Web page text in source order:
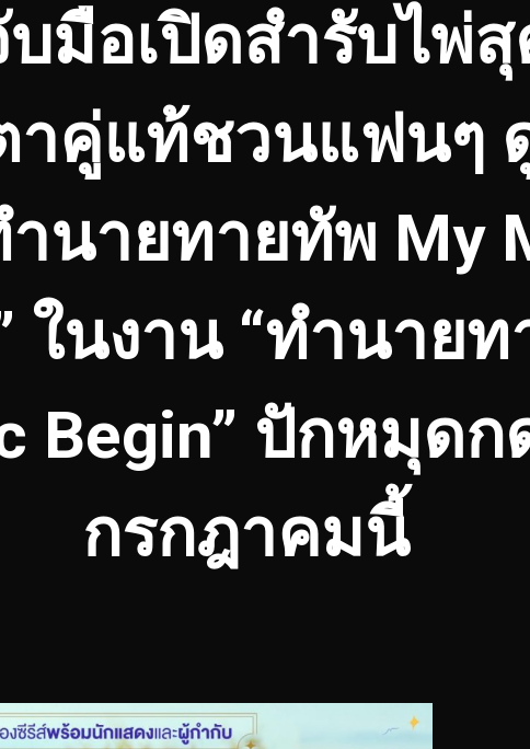
มือเปิดสำรับไพ่
าคู่แท้ชวนแฟนๆ
ำนายทายทัพ My
ในงาน “ทำนาย
Begin” ปักหมุดก
กรกฎาคมนี้